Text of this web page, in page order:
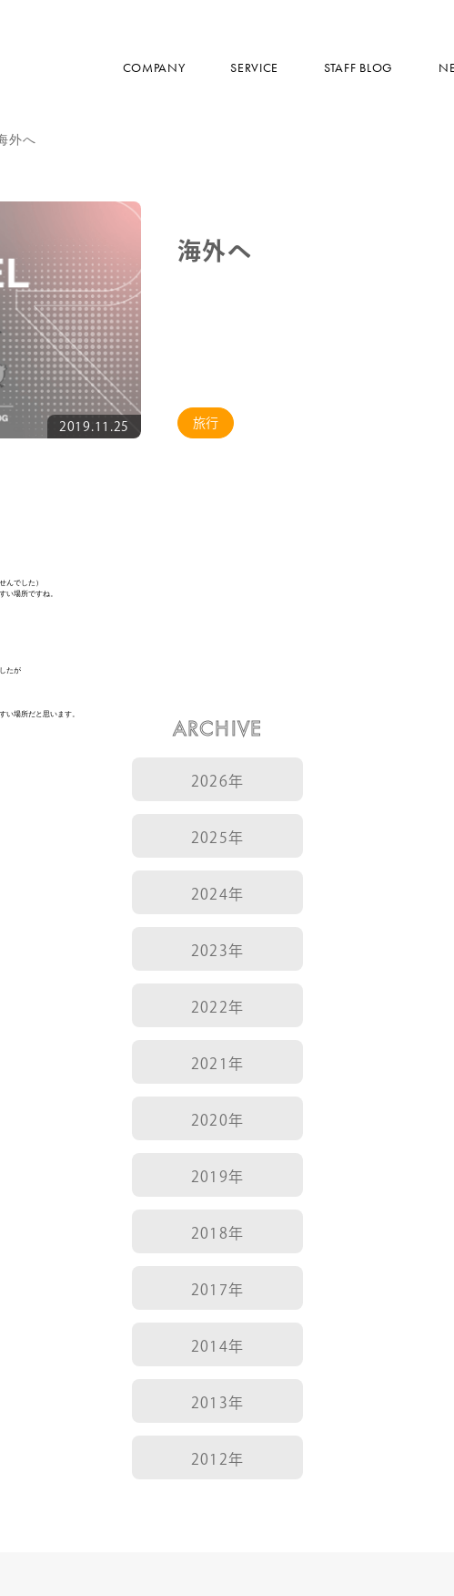
COMPANY SERVICE STAFF BLOG
COMPANY
SERVICE
外へ
2019.11.25
海外へ
旅行
んでした）
い場所ですね。
たが
い場所だと思います。
ARCHIVE
2026年
2025年
2024年
2023年
2022年
2021年
2020年
2019年
2018年
2017年
2014年
2013年
2012年